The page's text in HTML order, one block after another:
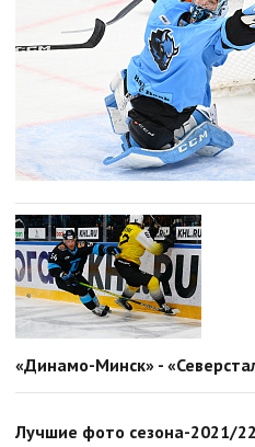
«Динамо-Минск» -
Лучшие фото сезона-2021/22